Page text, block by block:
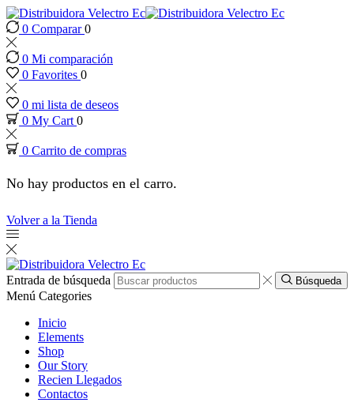
panel
panel
paketleri
panel
panel
panel
0 Comparar0
0 Mi comparación
0 Favorites 0
0 mi lista de deseos
0 My Cart 0
0 Carrito de compras
No hay productos en el carro.
Volver a la Tienda
Entrada de búsqueda Búsqueda
Menú Categories
Inicio
Elements
Shop
Our Story
Recien Llegados
Contactos